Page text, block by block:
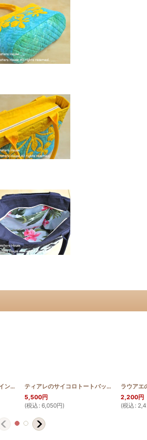
ティアレのスクロールデザイン 長財布 [HQWLT_TIA2_SCR ]
ティアレのサイコロトートバッグ
5,500円
(税込 : 6,050円)
2,200円
(税込 :